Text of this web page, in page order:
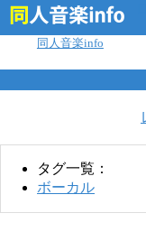
同人音楽info
タグ一覧：
ボーカル